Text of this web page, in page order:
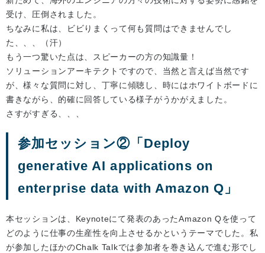
受け、圧倒されました。
ちなみに私は、ビビりまくって何も質問はできませんでし
た、、、（汗）
もう一つ驚いた点は、スピーカーの方の知識量！
ソリューションアーキテクトですので、当然と言えば当然です
が、様々な質問に対し、丁寧に傾聴し、時にはホワイトボードに
書きながら、的確に回答している様子がうかがえました。
さすがすぎる、、、
参加セッション②「Deploy
generative AI applications on
enterprise data with Amazon Q」
本セッションは、Keynoteにて発表のあったAmazon Qを使って
どのように仕事の生産性を向上させるかというテーマでした。私
が参加したほかのChalk Talkでは参加者を巻き込んで進む形でし